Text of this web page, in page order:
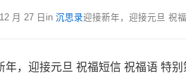
月 27 日 in 沉思录迎接新年，迎接元旦 祝
年，迎接元旦 祝福短信 祝福语 特别